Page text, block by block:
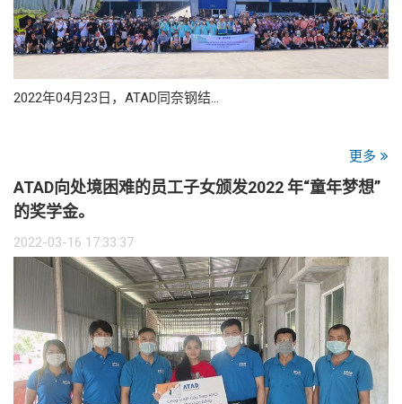
2022年04月23日，ATAD同奈钢结…
更多
ATAD向处境困难的员工子女颁发2022 年“童年梦想”
的奖学金。
2022-03-16 17:33:37